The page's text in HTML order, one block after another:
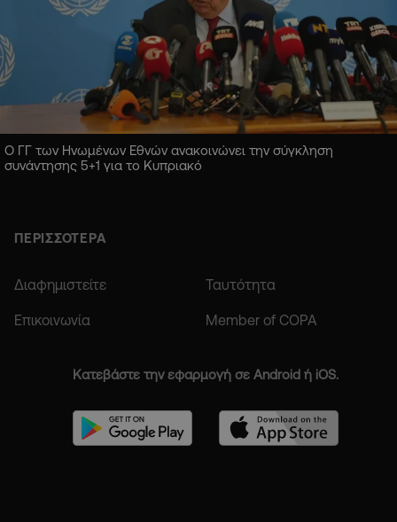
Ο ΓΓ των Ηνωμένων Εθνών ανακοινώνει την σύγκληση
συνάντησης 5+1 για το Κυπριακό
ΠΕΡΙΣΣΟΤΕΡΑ
Διαφημιστείτε Ταυτότητα
Επικοινωνία Member of COPA
Κατεβάστε την εφαρμογή σε Android ή iOS.